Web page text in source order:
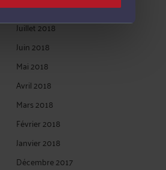
Octobre 2018
Juillet 2018
Juin 2018
Mai 2018
Avril 2018
Mars 2018
Février 2018
Janvier 2018
Décembre 2017